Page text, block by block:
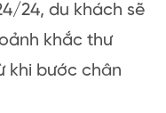
24, du khách sẽ
khắc thư
khi bước chân